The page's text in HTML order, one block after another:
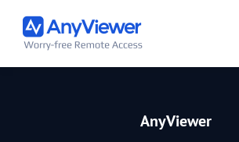
AnyViewer